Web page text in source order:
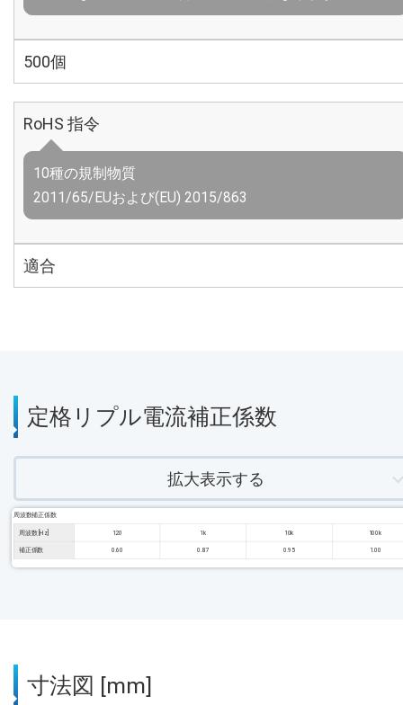
500個
RoHS 指令
10種の規制物質
2011/65/EUおよび(EU) 2015/863
適合
定格リプル電流補正係数
拡大表示する
周波数補正係数
周波数 [Hz] 120 1k 10k 100k
補正係数 0.60 0.87 0.95 1.00
寸法図 [mm]